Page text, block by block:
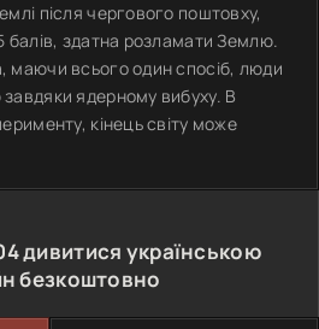
після чергового поштовху,
балів, здатна розламати Землю.
маючи всього один спосіб, люди
ядерному вибуху. В
кінець світу може
дивитися українською
безкоштовно